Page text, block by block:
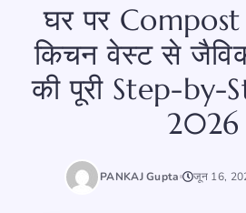
घर पर Compost
किचन वेस्ट से
की पूरी Step-by-
2026
PANKAJ Gupta जून 16,